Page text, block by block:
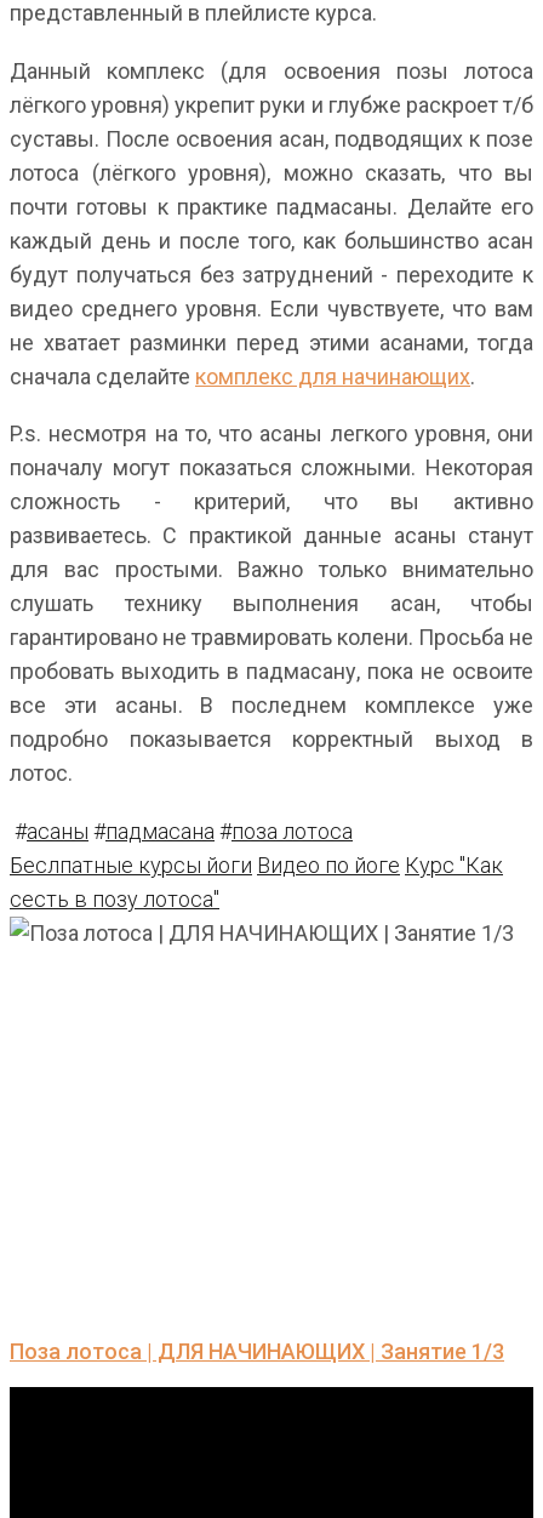
представленный в плейлисте курса.
Данный комплекс (для освоения позы лотоса
лёгкого уровня) укрепит руки и глубже раскроет т/б
суставы. После освоения асан, подводящих к позе
лотоса (лёгкого уровня), можно сказать, что вы
почти готовы к практике падмасаны. Делайте его
каждый день и после того, как большинство асан
будут получаться без затруднений - переходите к
видео среднего уровня. Если чувствуете, что вам
не хватает разминки перед этими асанами, тогда
сначала сделайте комплекс для начинающих.
P.s. несмотря на то, что асаны легкого уровня, они
поначалу могут показаться сложными. Некоторая
сложность - критерий, что вы активно
развиваетесь. С практикой данные асаны станут
для вас простыми. Важно только внимательно
слушать технику выполнения асан, чтобы
гарантировано не травмировать колени. Просьба не
пробовать выходить в падмасану, пока не освоите
все эти асаны. В последнем комплексе уже
подробно показывается корректный выход в
лотос.
#асаны #падмасана #поза лотоса
Беслпатные курсы йоги Видео по йоге Курс "Как
сесть в позу лотоса"
Поза лотоса | ДЛЯ НАЧИНАЮЩИХ | Занятие 1/3